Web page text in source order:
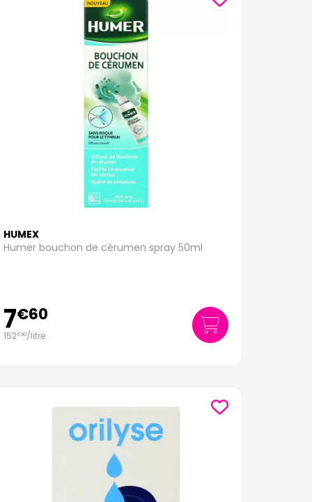
HUMEX
Humer bouchon de cérumen spray 50ml
7€60
152€00/litre